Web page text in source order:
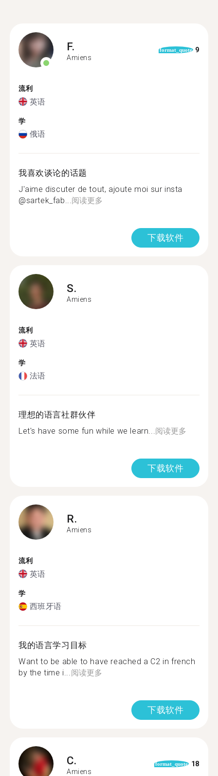
F.
Amiens
format_quote 9
流利
英语
学
俄语
我喜欢谈论的话题
J'aime discuter de tout, ajoute moi sur insta
@sartek_fab...阅读更多
下载软件
S.
Amiens
流利
英语
学
法语
理想的语言社群伙伴
Let's have some fun while we learn...阅读更多
下载软件
R.
Amiens
流利
英语
学
西班牙语
我的语言学习目标
Want to be able to have reached a C2 in french
by the time i...阅读更多
下载软件
C.
Amiens
format_quote 18